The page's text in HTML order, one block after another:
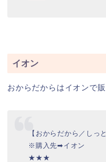
イオン
おからだからはイオンで
【おからだから／しっ
※購入先➡イオン
★★★